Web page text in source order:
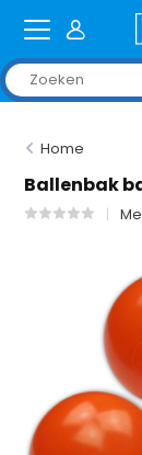
Home
Ballenbak